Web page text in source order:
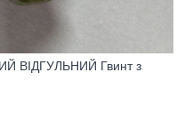
ВІДГУЛЬНИЙ Гвинт з